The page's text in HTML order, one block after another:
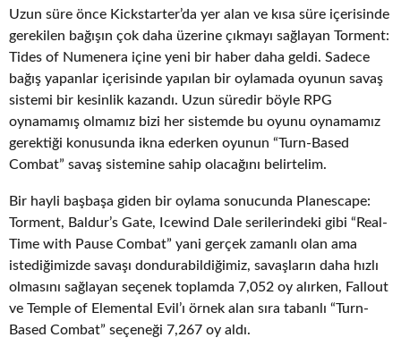
Uzun süre önce Kickstarter’da yer alan ve kısa süre içerisinde
gerekilen bağışın çok daha üzerine çıkmayı sağlayan Torment:
Tides of Numenera içine yeni bir haber daha geldi. Sadece
bağış yapanlar içerisinde yapılan bir oylamada oyunun savaş
sistemi bir kesinlik kazandı. Uzun süredir böyle RPG
oynamamış olmamız bizi her sistemde bu oyunu oynamamız
gerektiği konusunda ikna ederken oyunun “Turn-Based
Combat” savaş sistemine sahip olacağını belirtelim.
Bir hayli başbaşa giden bir oylama sonucunda Planescape:
Torment, Baldur’s Gate, Icewind Dale serilerindeki gibi “Real-
Time with Pause Combat” yani gerçek zamanlı olan ama
istediğimizde savaşı dondurabildiğimiz, savaşların daha hızlı
olmasını sağlayan seçenek toplamda 7,052 oy alırken, Fallout
ve Temple of Elemental Evil’ı örnek alan sıra tabanlı “Turn-
Based Combat” seçeneği 7,267 oy aldı.